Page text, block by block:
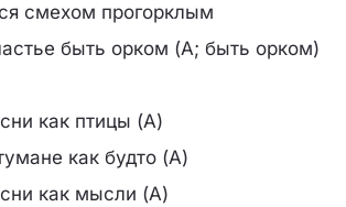
смехом прогорклым
быть орком (А; быть орком)
как птицы (А)
как будто (А)
как мысли (А)